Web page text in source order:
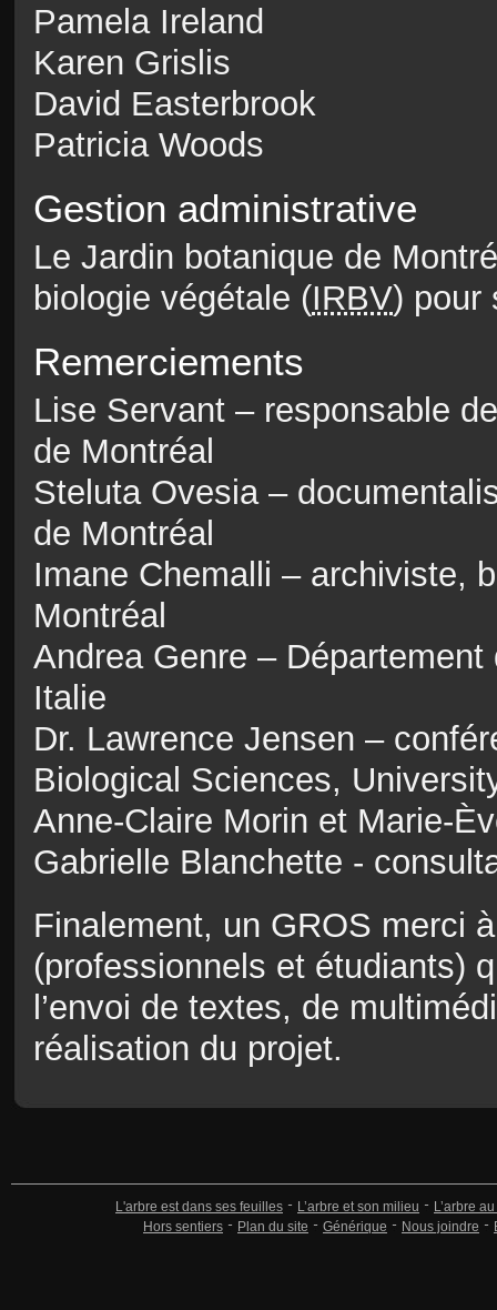
Pamela Ireland
Karen Grislis
David Easterbrook
Patricia Woods
Gestion administrative
Le Jardin botanique de
biologie végétale (IRBV) pour
Remerciements
Lise Servant – responsable
de Montréal
Steluta Ovesia –
de Montréal
Imane Chemalli – archiviste,
Montréal
Andrea Genre –
Italie
Dr. Lawrence Jensen –
Biological Sciences,
Anne-Claire Morin et Marie-
Gabrielle Blanchette -
Finalement, un GROS merci
(professionnels et étudiants)
l’envoi de textes, de
réalisation du projet.
L'arbre est dans ses feuilles L’arbre et son milieu
L’arbre
Hors sentiers
Plan du site Générique Nous joindre